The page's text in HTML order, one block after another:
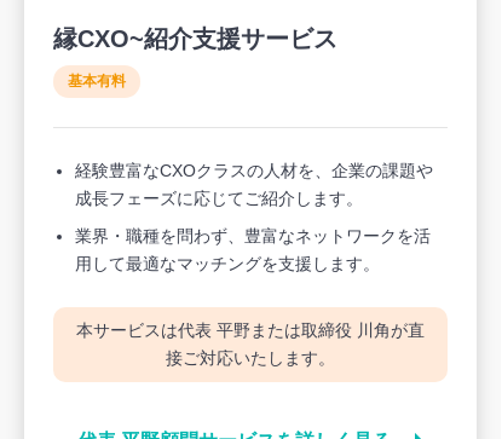
縁CXO~紹介支援サービス
基本有料
経験豊富なCXOクラスの人材を、企業の課題や
成長フェーズに応じてご紹介します。
業界・職種を問わず、豊富なネットワークを活
用して最適なマッチングを支援します。
本サービスは代表 平野または取締役 川角が直
接ご対応いたします。